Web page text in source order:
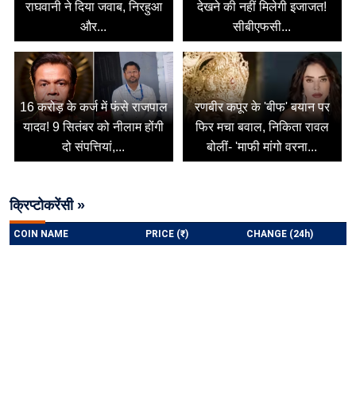
राघवानी ने दिया जवाब, निरहुआ
और...
देखने की नहीं मिलेगी इजाजत!
सीबीएफसी...
16 करोड़ के कर्ज में फंसे राजपाल
यादव! 9 सितंबर को नीलाम होंगी
दो संपत्तियां,...
रणबीर कपूर के 'बीफ' बयान पर
फिर मचा बवाल, निकिता रावल
बोलीं- 'माफी मांगो वरना...
क्रिप्टोकरेंसी »